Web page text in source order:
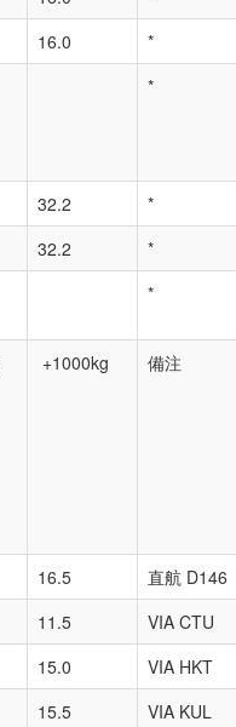
16.0
*
*
32.2
*
32.2
*
*
+1000kg 備注
16.5
直航 D146
11.5
VIA CTU
15.0
VIA HKT
15.5
VIA KUL